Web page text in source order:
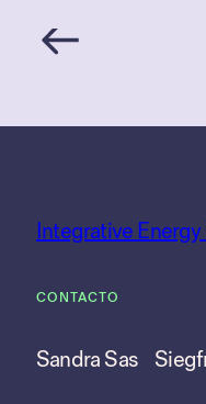
Integrative
CONTACTO
Sandra Sas